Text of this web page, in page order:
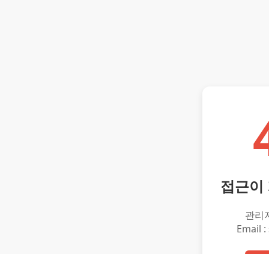
접근이
관리
Email